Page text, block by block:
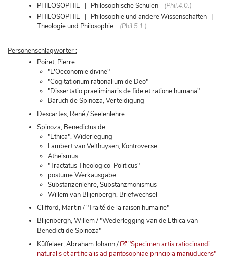
PHILOSOPHIE | Philosophische Schulen
(Phil.4.0.)
PHILOSOPHIE | Philosophie und andere Wissenschaften |
Theologie und Philosophie
(Phil.5.1.)
Personenschlagwörter :
Poiret, Pierre
"L'Oeconomie divine"
"Cogitationum rationalium de Deo"
"Dissertatio praeliminaris de fide et ratione humana"
Baruch de Spinoza, Verteidigung
Descartes, René / Seelenlehre
Spinoza, Benedictus de
"Ethica", Widerlegung
Lambert van Velthuysen, Kontroverse
Atheismus
"Tractatus Theologico-Politicus"
postume Werkausgabe
Substanzenlehre, Substanzmonismus
Willem van Blijenbergh, Briefwechsel
Clifford, Martin / "Traité de la raison humaine"
Blijenbergh, Willem / "Wederlegging van de Ethica van
Benedicti de Spinoza"
Küffelaer, Abraham Johann /
"Specimen artis ratiocinandi
naturalis et artificialis ad pantosophiae principia manuducens"